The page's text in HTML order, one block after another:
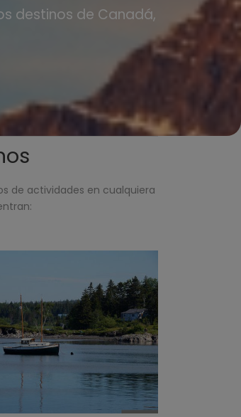
destinos de Canadá,
de actividades en cualquiera